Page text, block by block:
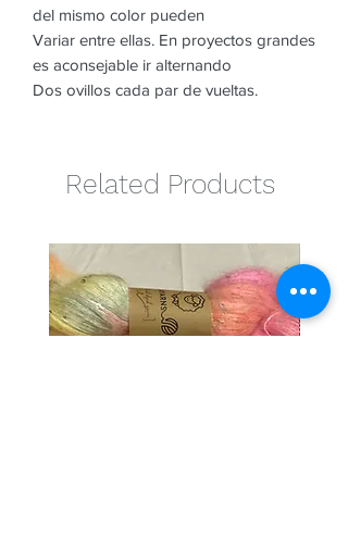
del mismo color pueden
Variar entre ellas. En proyectos grandes
es aconsejable ir alternando
Dos ovillos cada par de vueltas.
Related Products